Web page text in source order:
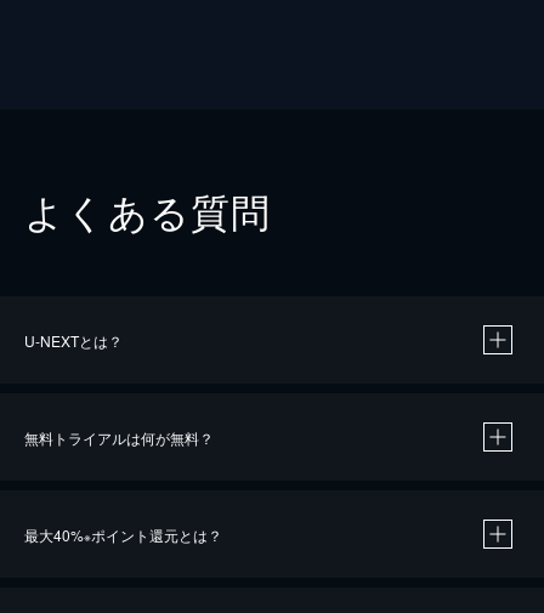
よくある質問
U-NEXTとは？
無料トライアルは何が無料？
最大40%※ポイント還元とは？